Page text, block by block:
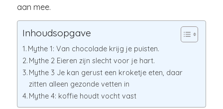
aan mee.
Inhoudsopgave
Mythe 1: Van chocolade krijg je puisten.
Mythe 2 Eieren zijn slecht voor je hart.
Mythe 3 Je kan gerust een kroketje eten, daar
zitten alleen gezonde vetten in
Mythe 4: koffie houdt vocht vast